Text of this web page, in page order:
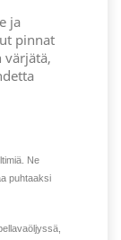
ja
pinnat
värjätä,
Ne
puhtaaksi